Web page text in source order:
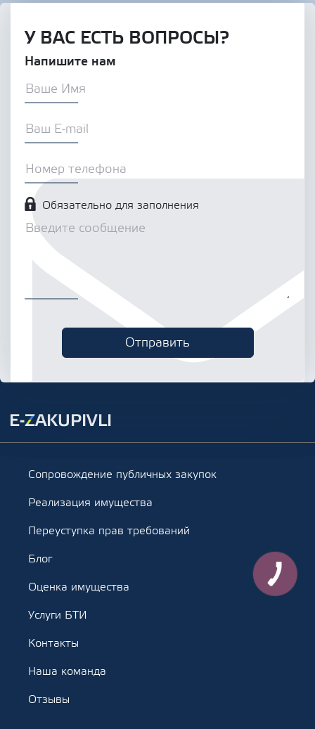
У ВАС ЕСТЬ ВОПРОСЫ?
Напишите нам
Обязательно для заполнения
Сопровождение публичных закупок
Реализация имущества
Переуступка прав требований
Блог
Оценка имущества
Услуги БТИ
Контакты
Наша команда
Отзывы